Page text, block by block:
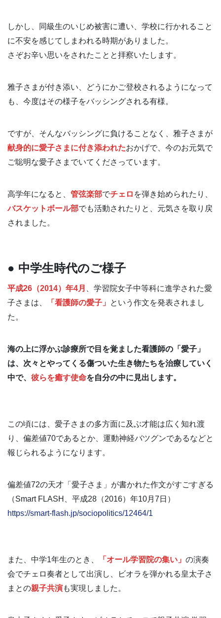
しかし、同級生のいじめ被害に遭い、学校に行かれること
に不安を感じてしまわれる時期がありました。
さぞお辛い思いをされたことと拝察いたします。
雅子さまが付き添い、どうにかご登校されるようになって
も、今度はその様子をバッシングされる有様。
ですが、そんなバッシングに負けることなく、雅子さまが
献身的に愛子さまに付き添われたおかげで、今のお元気で
ご聡明な愛子さまでいてくださっています。
高学年になると、 管弦楽部でチェロ を弾き始められたり、
バスケットボール部でも活動されたりと、元気さを取り戻
されました。
● 中学生時代のご様子
平成26（2014）年4月
、学習院女子中等科に進学された愛
子さまは、
「看護師の愛子」
という作文を発表されまし
た。
海の上に浮かぶ診療所で目を覚ました看護師の「愛子」
は、次々とやってくる傷ついた生き物たちを治療していく
中で、 彼らを癒す使命を自分の中に見出します。
この頃には、愛子さまの多方面に及ぶ才能は広く知れ渡
り、偏差値70であるとか、運動神経バツグンであるなどと
報じられるようになります。
偏差値72の天才「愛子さま」が書かれた作文がすごすぎる
（Smart FLASH、平成28（2016）年10月7日）
https://smart-flash.jp/sociopolitics/12464/1
また、中学1年生のとき、 「オール学習院の集い」 の演奏
会でチェロ奏者として出演し、ビオラを弾かれる皇太子さ
まとの親子共演も実現しました。